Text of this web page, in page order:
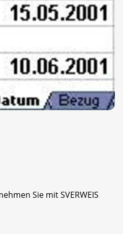
Sie mit SVERWEIS